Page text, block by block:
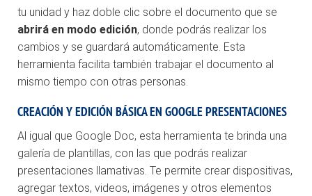
tu unidad y haz doble clic sobre el documento que se
abrirá en modo edición, donde podrás realizar los
cambios y se guardará automáticamente. Esta
herramienta facilita también trabajar el documento al
mismo tiempo con otras personas.
CREACIÓN Y EDICIÓN BÁSICA EN GOOGLE PRESENTACIONES
Al igual que Google Doc, esta herramienta te brinda una
galería de plantillas, con las que podrás realizar
presentaciones llamativas. Te permite crear dispositivas,
agregar textos, videos, imágenes y otros elementos